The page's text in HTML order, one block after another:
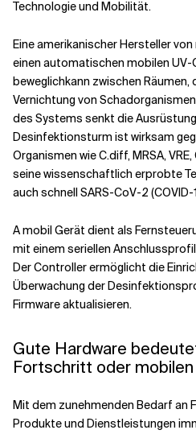
Technologie und Mobilität.
EineamerikanischerHersteller
einen automatischen mobilen
beweglichkann zwischen Räumen,
Vernichtung von
des Systems senkt die
Desinfektionsturm ist wirksam
Organismen wie C.diff, MRSA,
seine wissenschaftlich erprobte
auch schnell SARS-CoV-2 (COVID-
AmobilGerät dient als
mit einem seriellen
Der Controller ermöglicht die
Überwachung der
Firmware aktualisieren.
Gute Hardware
Fortschritt oder
Mit dem zunehmenden Bedarf an
Produkte und Dienstleistungen